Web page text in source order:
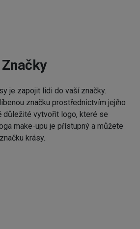
je zapojit lidi do vaší značky.
značku prostřednictvím jejího
důležité vytvořit logo, které se
make-upu je přístupný a můžete
krásy.